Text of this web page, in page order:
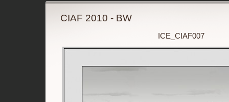
CIAF 2010 - BW
ICE_CIAF007